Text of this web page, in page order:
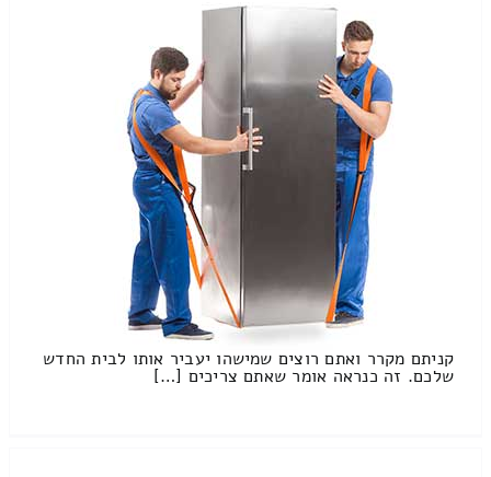
קניתם מקרר ואתם רוצים שמישהו יעביר אותו לבית החדש
שלכם. זה כנראה אומר שאתם צריכים […]